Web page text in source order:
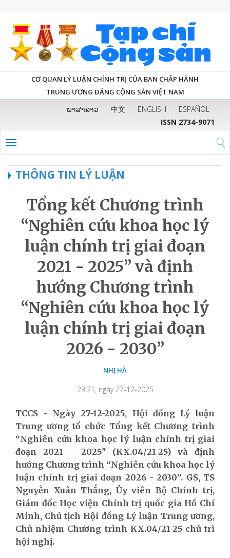
CƠ QUAN LÝ LUẬN CHÍNH TRỊ CỦA BAN CHẤP HÀNH
TRUNG ƯƠNG ĐẢNG CỘNG SẢN VIỆT NAM
ພາສາລາວ 中文 ENGLISH
ESPAÑOL
ISSN 2734-9071
THÔNG TIN LÝ LUẬN
Tổng kết Chương trình
“Nghiên cứu khoa học lý
luận chính trị giai đoạn
2021 - 2025” và định
hướng Chương trình
“Nghiên cứu khoa học lý
luận chính trị giai đoạn
2026 - 2030”
NHỊ HÀ
23:21, ngày 27-12-2025
TCCS - Ngày 27-12-2025, Hội đồng Lý luận
Trung ương tổ chức Tổng kết Chương trình
“Nghiên cứu khoa học lý luận chính trị giai
đoạn 2021 - 2025" (KX.04/21-25) và định
hướng Chương trình “Nghiên cứu khoa học lý
luận chính trị giai đoạn 2026 - 2030”. GS, TS
Nguyễn Xuân Thắng, Ủy viên Bộ Chính trị,
Giám đốc Học viện Chính trị quốc gia Hồ Chí
Minh, Chủ tịch Hội đồng Lý luận Trung ương,
Chủ nhiệm Chương trình KX.04/21-25 chủ trì
hội nghị.